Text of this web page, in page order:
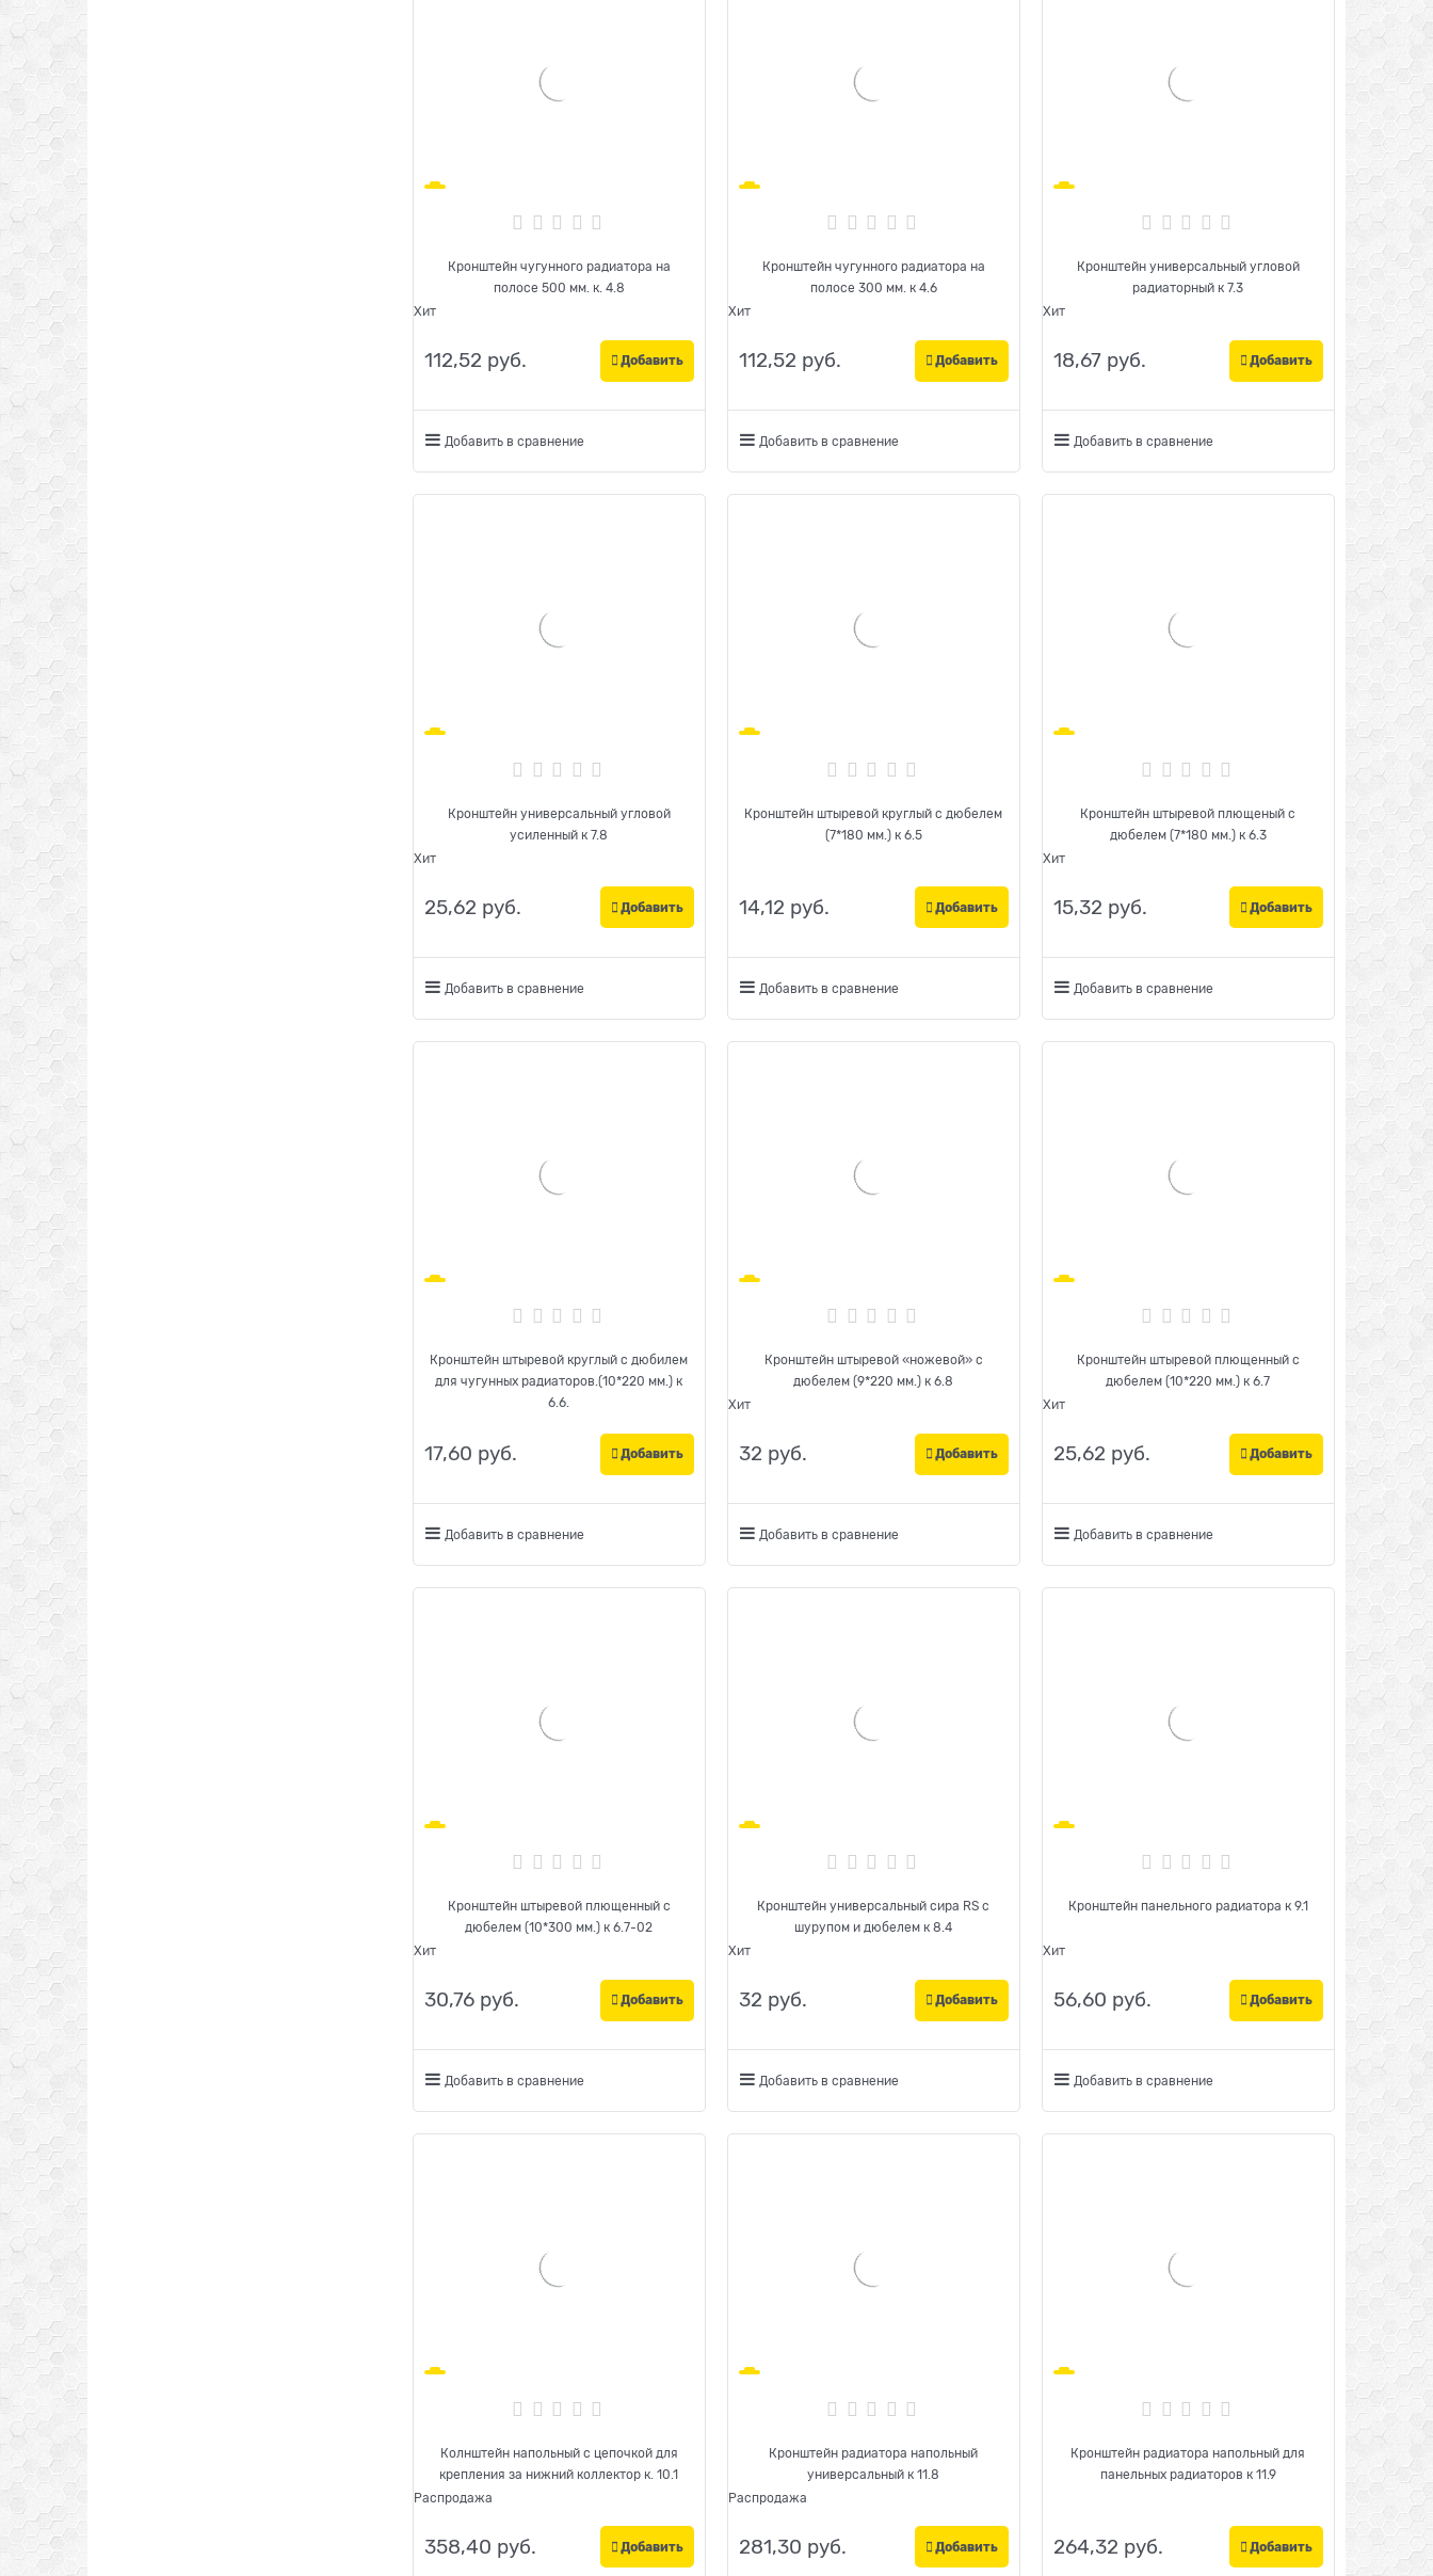
Кронштейн чугунного радиатора на
полосе 500 мм. к. 4.8
Хит
112,52 руб. Добавить
Добавить в сравнение
Кронштейн чугунного радиатора на
полосе 300 мм. к 4.6
Хит
112,52 руб. Добавить
Добавить в сравнение
Кронштейн универсальный угловой
радиаторный к 7.3
Хит
18,67 руб. Добавить
Добавить в сравнение
Кронштейн универсальный угловой
усиленный к 7.8
Хит
25,62 руб. Добавить
Добавить в сравнение
Кронштейн штыревой круглый с дюбелем
(7*180 мм.) к 6.5
14,12 руб. Добавить
Добавить в сравнение
Кронштейн штыревой плющеный с
дюбелем (7*180 мм.) к 6.3
Хит
15,32 руб. Добавить
Добавить в сравнение
Кронштейн штыревой круглый с дюбилем
для чугунных радиаторов.(10*220 мм.) к
6.6.
17,60 руб. Добавить
Добавить в сравнение
Кронштейн штыревой «ножевой» с
дюбелем (9*220 мм.) к 6.8
Хит
32 руб. Добавить
Добавить в сравнение
Кронштейн штыревой плющенный с
дюбелем (10*220 мм.) к 6.7
Хит
25,62 руб. Добавить
Добавить в сравнение
Кронштейн штыревой плющенный с
дюбелем (10*300 мм.) к 6.7-02
Хит
30,76 руб. Добавить
Добавить в сравнение
Кронштейн универсальный сира RS с
шурупом и дюбелем к 8.4
Хит
32 руб. Добавить
Добавить в сравнение
Кронштейн панельного радиатора к 9.1
Хит
56,60 руб. Добавить
Добавить в сравнение
Колнштейн напольный с цепочкой для
крепления за нижний коллектор к. 10.1
Распродажа
358,40 руб. Добавить
Кронштейн радиатора напольный
универсальный к 11.8
Распродажа
281,30 руб. Добавить
Кронштейн радиатора напольный для
панельных радиаторов к 11.9
264,32 руб. Добавить